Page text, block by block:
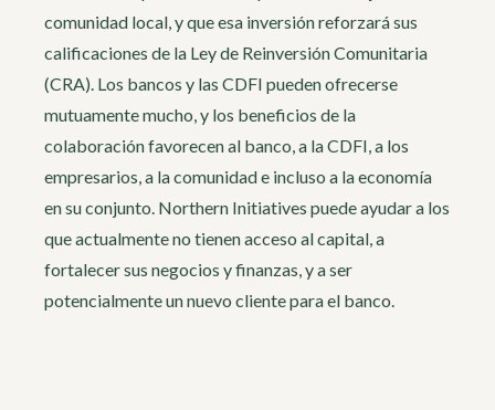
comunidad local, y que esa inversión reforzará sus
calificaciones de la Ley de Reinversión Comunitaria
(CRA). Los bancos y las CDFI pueden ofrecerse
mutuamente mucho, y los beneficios de la
colaboración favorecen al banco, a la CDFI, a los
empresarios, a la comunidad e incluso a la economía
en su conjunto. Northern Initiatives puede ayudar a los
que actualmente no tienen acceso al capital, a
fortalecer sus negocios y finanzas, y a ser
potencialmente un nuevo cliente para el banco.